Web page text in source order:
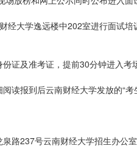
经大学逸远楼中202室进行面试
证及准考证，提前30分钟进入考
读报到后云南财经大学发放的“考
路237号云南财经大学招生办公室